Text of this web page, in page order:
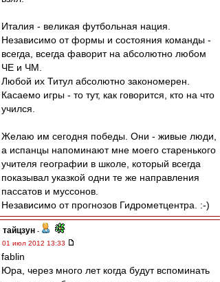
Италия - великая футбольная нация.
Независимо от формы и состояния команды -
всегда, всегда фаворит на абсолютно любом
ЧЕ и ЧМ.
Любой их Титул абсолютно закономерен.
Касаемо игры - то тут, как говорится, кто на что
учился.
Желаю им сегодня победы. Они - живые люди,
а испанцы напоминают мне моего старенького
учителя географии в школе, который всегда
показывал указкой одни те же направления
пассатов и муссонов.
Независимо от прогнозов Гидрометцентра. :-)
тайцзун -
01 июл 2012 13:33
fablin
Юра, через много лет когда будут вспоминать